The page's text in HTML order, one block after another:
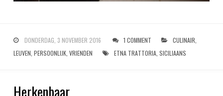
DONDERDAG, 3 NOVEMBER 2016 1 COMMENT CULINAIR,
LEUVEN, PERSOONLIJK, VRIENDEN ETNA TRATTORIA, SICILIAANS
Herkenbaar